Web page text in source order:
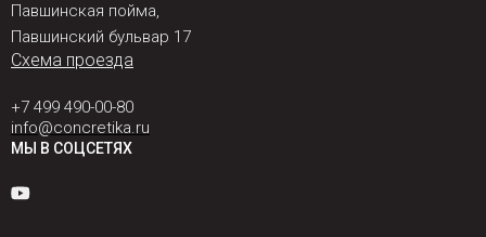
Павшинская пойма,
Павшинский бульвар 17
Схема проезда
+7 499 490-00-80
info@concretika.ru
МЫ В СОЦСЕТЯХ